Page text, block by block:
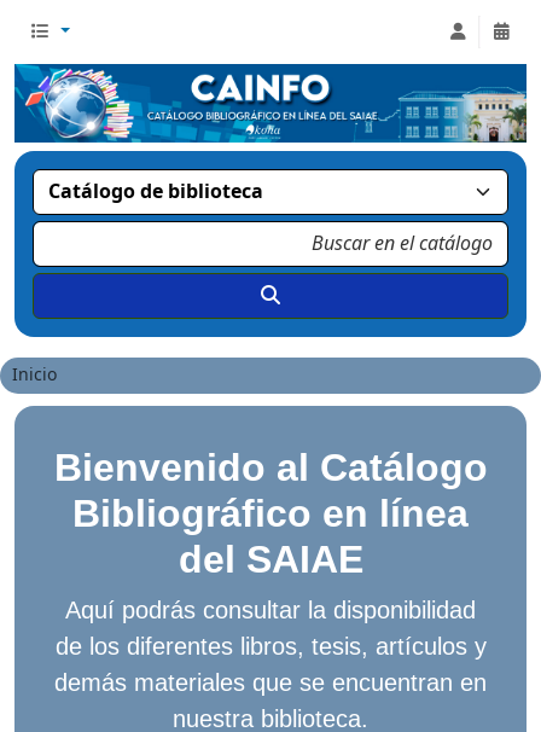
Inicio
Inicio
Bienvenido al Catálogo
Bibliográfico en línea
del SAIAE
Aquí podrás consultar la disponibilidad
de los diferentes libros, tesis, artículos y
demás materiales que se encuentran en
nuestra biblioteca.